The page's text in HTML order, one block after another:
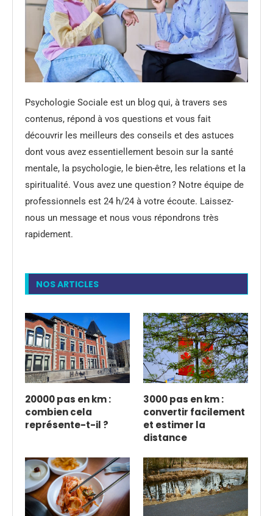
Psychologie Sociale est un blog qui, à travers ses
contenus, répond à vos questions et vous fait
découvrir les meilleurs des conseils et des astuces
dont vous avez essentiellement besoin sur la santé
mentale, la psychologie, le bien-être, les relations et la
spiritualité. Vous avez une question ? Notre équipe de
professionnels est 24 h/24 à votre écoute. Laissez-
nous un message et nous vous répondrons très
rapidement.
NOS ARTICLES
20000 pas en km :
combien cela
représente-t-il ?
3000 pas en km :
convertir facilement
et estimer la
distance